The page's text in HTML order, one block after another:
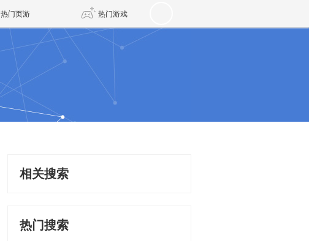
热门页游 热门游戏
魔兽
天堂 剑网3旗舰版
相关搜索
热门搜索